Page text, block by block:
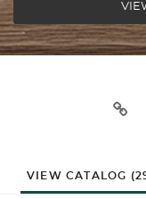
VIEW CATALOG